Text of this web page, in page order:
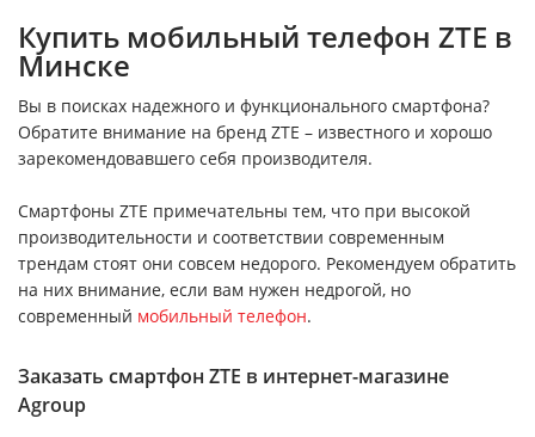
Купить мобильный телефон ZTE в
Минске
Вы в поисках надежного и функционального смартфона?
Обратите внимание на бренд ZTE – известного и хорошо
зарекомендовавшего себя производителя.
Смартфоны ZTE примечательны тем, что при высокой
производительности и соответствии современным
трендам стоят они совсем недорого. Рекомендуем обратить
на них внимание, если вам нужен недрогой, но
современный мобильный телефон.
Заказать смартфон ZTE в интернет-магазине
Agroup